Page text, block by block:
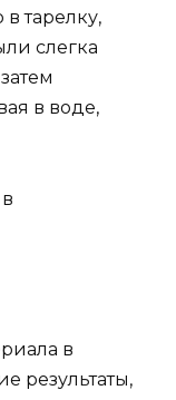
тарелку,
слегка
в воде,
в
результаты,